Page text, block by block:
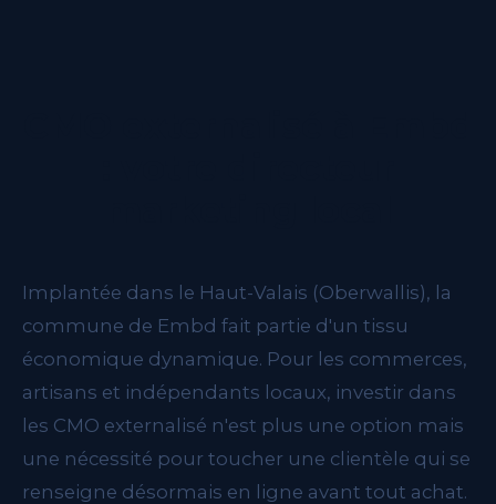
Implantée dans le Haut-Valais (Oberwallis), la
commune de Embd fait partie d'un tissu
économique dynamique. Pour les commerces,
artisans et indépendants locaux, investir dans
les CMO externalisé n'est plus une option mais
une nécessité pour toucher une clientèle qui se
renseigne désormais en ligne avant tout achat.